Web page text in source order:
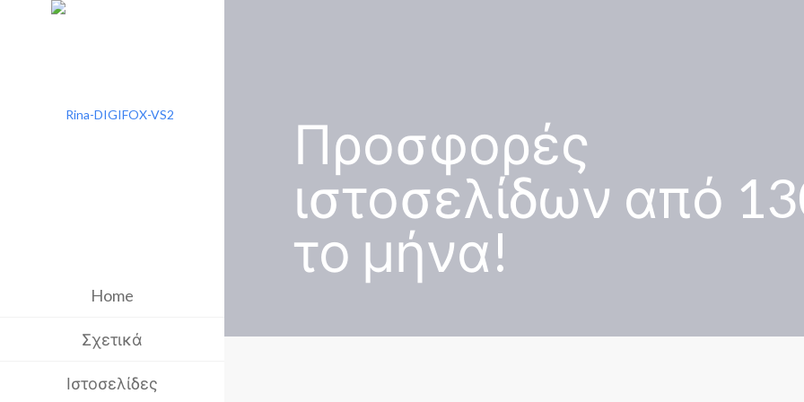
Home
Σχετικά
Ιστοσελίδες
Προσφορές
ιστοσελίδων από
το μήνα!